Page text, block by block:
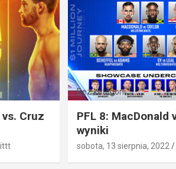
vs. Cruz
Bez kategorii
PFL 8: MacDonald
wyniki
sobota, 13 sierpnia, 2022